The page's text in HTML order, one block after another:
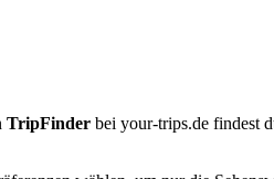
TripFinder bei your-trips.de findest